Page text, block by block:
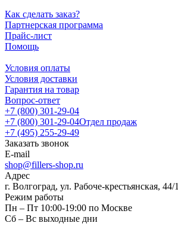
Как сделать заказ?
Партнерская программа
Прайс-лист
Помощь
Условия оплаты
Условия доставки
Гарантия на товар
Вопрос-ответ
+7 (800) 301-29-04
+7 (800) 301-29-04Отдел продаж
+7 (495) 255-29-49
Заказать звонок
E-mail
shop@fillers-shop.ru
Адрес
г. Волгоград, ул. Рабоче-крестьянская, 44/1
Режим работы
Пн – Пт 10:00-19:00 по Москве
Сб – Вс выходные дни